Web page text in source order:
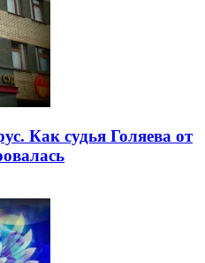
Как судья Голяева от